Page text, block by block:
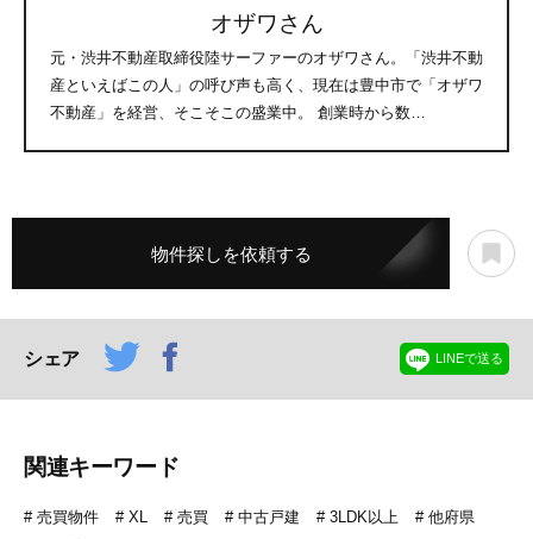
オザワさん
元・渋井不動産取締役陸サーファーのオザワさん。「渋井不動
産といえばこの人」の呼び声も高く、現在は豊中市で「オザワ
不動産」を経営、そこそこの盛業中。 創業時から数…
物件探しを依頼する
シェア LINEで送る
関連キーワード
売買物件 XL 売買 中古戸建 3LDK以上
他府県